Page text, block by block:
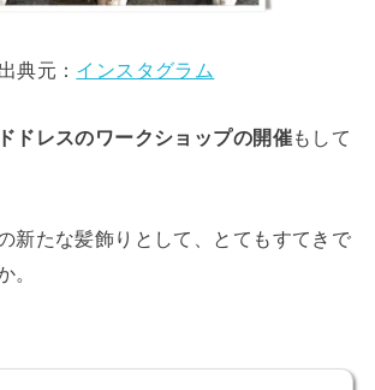
出典元： インスタグラム
ドレスのワークショップの開催もして
新たな髪飾りとして、とてもすてきで
。